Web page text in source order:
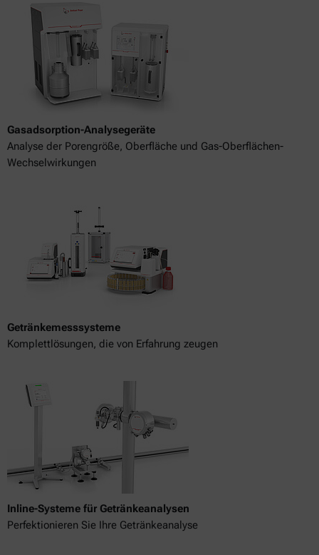
Gasadsorption-Analysegeräte
Analyse der Porengröße, Oberfläche und Gas-Oberflächen-
Wechselwirkungen
Getränkemesssysteme
Komplettlösungen, die von Erfahrung zeugen
Inline-Systeme für Getränkeanalysen
Perfektionieren Sie Ihre Getränkeanalyse